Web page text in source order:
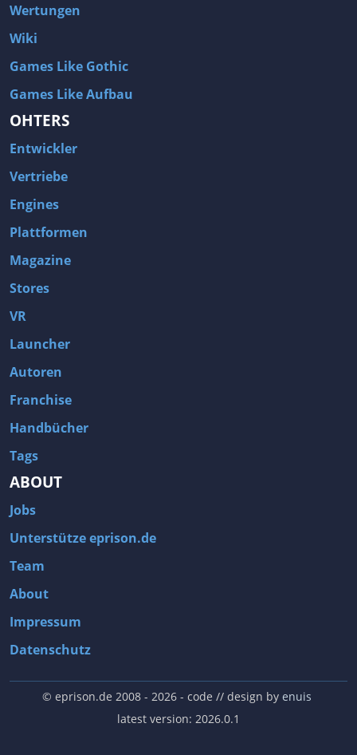
Wertungen
Wiki
Games Like Gothic
Games Like Aufbau
OHTERS
Entwickler
Vertriebe
Engines
Plattformen
Magazine
Stores
VR
Launcher
Autoren
Franchise
Handbücher
Tags
ABOUT
Jobs
Unterstütze eprison.de
Team
About
Impressum
Datenschutz
© eprison.de 2008 - 2026- code // design by enuis
latest version: 2026.0.1